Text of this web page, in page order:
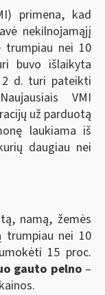
primena, kad
nekilnojamąjį
trumpiau nei 10
buvo išlaikyta
d. turi pateikti
VMI
už parduotą
laukiama iš
daugiau nei
namą, žemės
nei 10
15 proc.
gauto pelno–